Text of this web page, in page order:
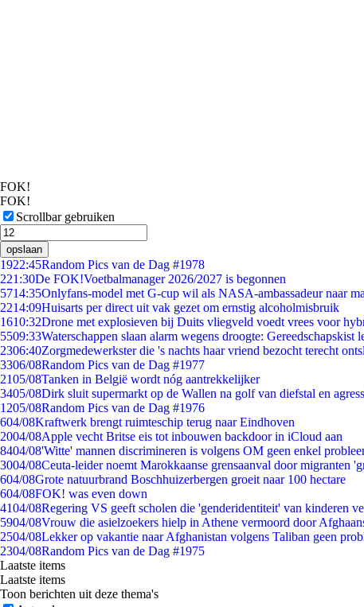
FOK!
FOK!
Scrollbar gebruiken
opslaan
1922:45Random Pics van de Dag #1978
221:30De FOK!Voetbalmanager 2026/2027 is begonnen
5714:35Onlyfans-model met G-cup wil als NASA-ambassadeur naar
2214:09Huisarts per direct uit vak gezet om ernstig alcoholmisbruik
1610:32Drone met explosieven bij Duits vliegveld voedt vrees voor
5509:33Waterschappen slaan alarm wegens droogte: Gereedschapskist
2306:40Zorgmedewerkster die 's nachts haar vriend bezocht terecht
3306/08Random Pics van de Dag #1977
2105/08Tanken in België wordt nóg aantrekkelijker
3405/08Dirk sluit supermarkt op de Wallen na golf van diefstal en
1205/08Random Pics van de Dag #1976
604/08Kraftwerk brengt ruimteschip terug naar Eindhoven
2004/08Apple vecht Britse eis tot inbouwen backdoor in iCloud aan
8404/08'Witte' mannen discrimineren is volgens OM geen enkel
3004/08Ceuta-leider noemt Marokkaanse grensaanval door migranten
604/08Grote natuurbrand Boschhuizerbergen groeit naar 100 hectare
604/08FOK! was even down
4104/08Regering VS geeft scholen die 'genderidentiteit' van kinderen
5904/08Vrouw die asielzoekers hielp in Athene vermoord door
2504/08Lekker op vakantie naar Afghanistan volgens Taliban geen
2304/08Random Pics van de Dag #1975
Laatste items
Laatste items
Toon berichten uit deze thema's